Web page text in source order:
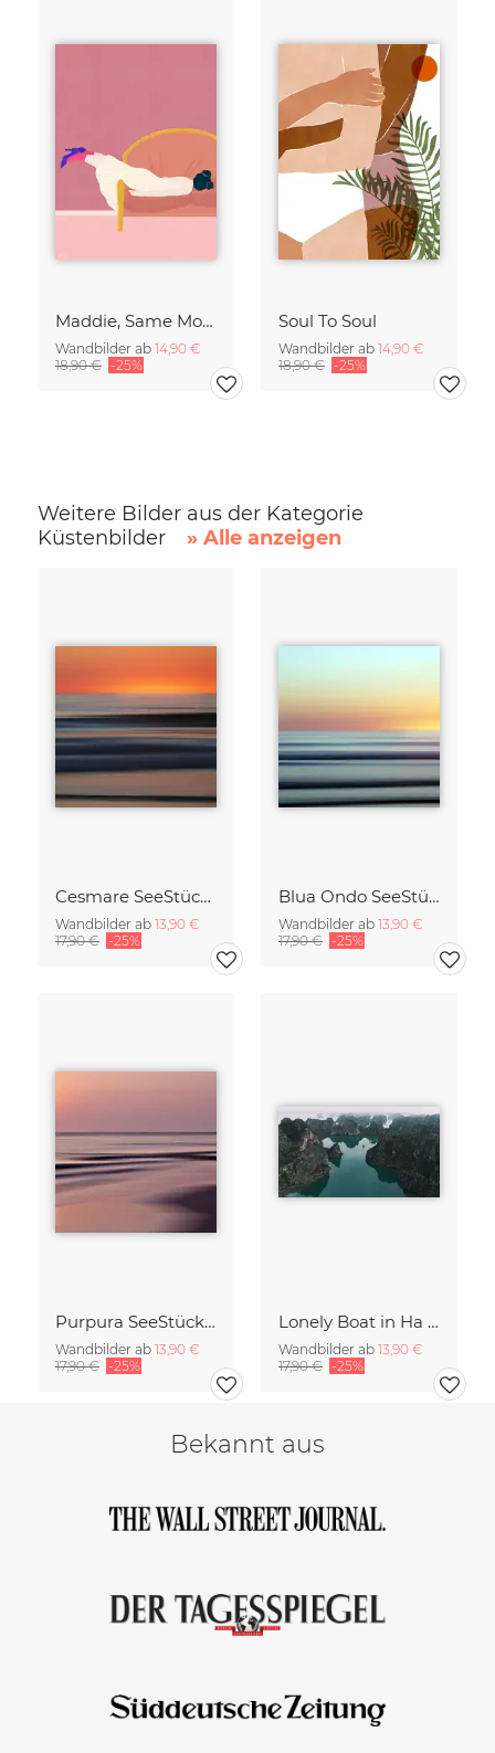
Maddie, Same Mood
Wandbilder ab 14,90 €
18,90 € -25%
Soul To Soul
Wandbilder ab 14,90 €
18,90 € -25%
Weitere Bilder aus der Kategorie
Küstenbilder
» Alle anzeigen
Cesmare SeeStück No.09
Wandbilder ab 13,90 €
17,90 € -25%
Blua Ondo SeeStück No.14
Wandbilder ab 13,90 €
17,90 € -25%
Purpura SeeStück No.18
Wandbilder ab 13,90 €
17,90 € -25%
Lonely Boat in Ha Long Bay Vietnam
Wandbilder ab 13,90 €
17,90 € -25%
Bekannt aus